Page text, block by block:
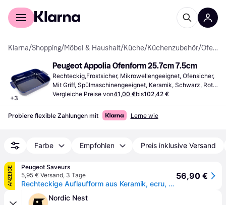
Für Shopper
Klarna/Shopping/Möbel & Haushalt/Küche/Küchenzubehör/ Ofenformen
+3
Peugeot Appolia Ofenform 25.7cm 7.5cm
Rechteckig,Frostsicher, Mikrowellengeeignet, Ofensicher,
Mit Griff, Spülmaschinengeeignet, Keramik, Schwarz, Rot,
Blau, Weiß
Vergleiche Preise von41,00 €bis102,42 €
Probiere flexible Zahlungen mit Lerne wie
Farbe Empfohlen Preis inklusive Versand
ANZEIGE
Peugeot Saveurs
5,95 € Versand, 3 Tage
Rechteckige Auflaufform aus Keramik, ecru, 40 cm Appolia Rechteckige Auflaufform aus Keramik, ecru, 40 cm
56,90 €
Nordic Nest